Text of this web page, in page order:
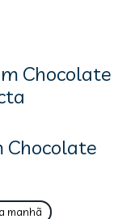
Chocolate
Chocolate
manhã